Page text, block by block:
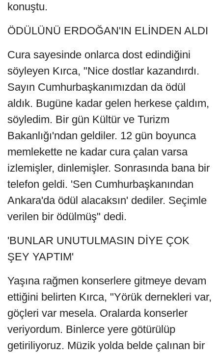
konuştu.
ÖDÜLÜNÜ ERDOĞAN'IN ELİNDEN ALDI
Cura sayesinde onlarca dost edindiğini
söyleyen Kırca, "Nice dostlar kazandırdı.
Sayın Cumhurbaşkanımızdan da ödül
aldık. Bugüne kadar gelen herkese çaldım,
söyledim. Bir gün Kültür ve Turizm
Bakanlığı'ndan geldiler. 12 gün boyunca
memlekette ne kadar cura çalan varsa
izlemişler, dinlemişler. Sonrasında bana bir
telefon geldi. 'Sen Cumhurbaşkanından
Ankara'da ödül alacaksın' dediler. Seçimle
verilen bir ödülmüş" dedi.
'BUNLAR UNUTULMASIN DİYE ÇOK
ŞEY YAPTIM'
Yaşına rağmen konserlere gitmeye devam
ettiğini belirten Kırca, "Yörük dernekleri var,
göçleri var mesela. Oralarda konserler
veriyordum. Binlerce yere götürülüp
getiriliyoruz. Müzik yolda belde çalınan bir